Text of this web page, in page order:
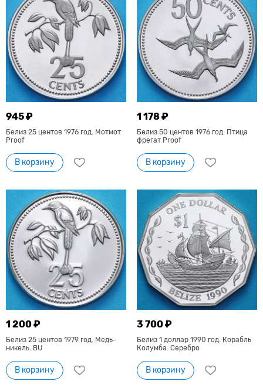
945 ₽
Белиз 25 центов 1976 год. Мотмот
Proof
В корзину
1 178 ₽
Белиз 50 центов 1976 год. Птица
фрегат Proof
В корзину
1 200 ₽
Белиз 25 центов 1979 год. Медь-
никель. BU
В корзину
3 700 ₽
Белиз 1 доллар 1990 год. Корабль
Колумба. Серебро
В корзину